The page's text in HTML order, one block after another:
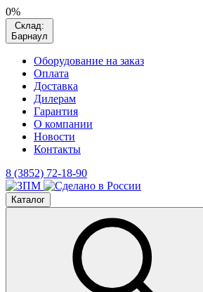
0%
Склад:
Барнаул
Оборудование на заказ
Оплата
Доставка
Дилерам
Гарантия
О компании
Новости
Контакты
8 (3852) 72-18-90
Каталог